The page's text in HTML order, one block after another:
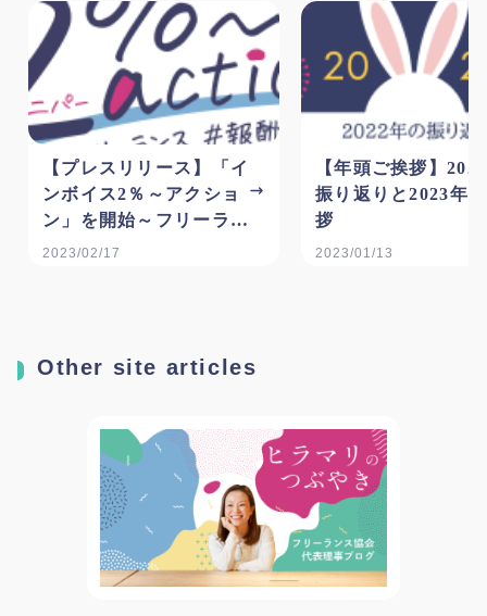
【プレスリリース】「イ
ンボイス2％～アクショ
ン」を開始～フリーラン
スの報酬適正化に向けた
2023/02/17
【年頭ご挨拶】
振り返りと2023年
拶
2023/01/13
Other site articles